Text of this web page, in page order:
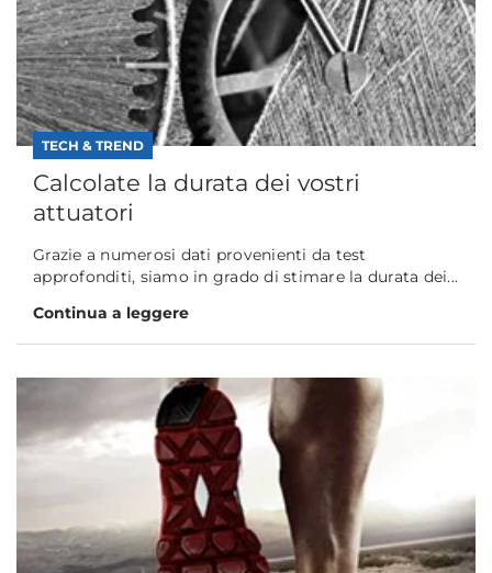
TECH & TREND
Calcolate la durata dei vostri
attuatori
Grazie a numerosi dati provenienti da test
approfonditi, siamo in grado di stimare la durata dei...
Continua a leggere